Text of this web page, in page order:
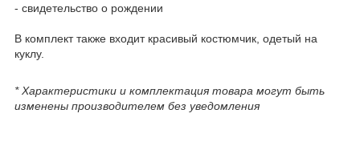
- свидетельство о рождении
В комплект также входит красивый костюмчик, одетый на
куклу.
* Характеристики и комплектация товара могут быть
изменены производителем без уведомления